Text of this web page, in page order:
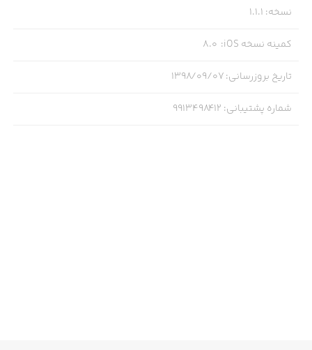
نسخه:
1.1.1
کمینه نسخه iOS :
8.0
تاریخ بروزرسانی:۱۳۹۸/۰۹/۰۷
شماره پشتیبانی:
9913498412